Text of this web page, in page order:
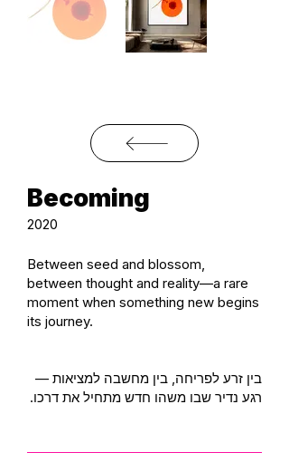
Becoming
2020
Between seed and blossom,
between thought and reality—a rare
moment when something new begins
its journey.
בין זרע לפריחה, בין מחשבה למציאות —
רגע נדיר שבו משהו חדש מתחיל את דרכו.